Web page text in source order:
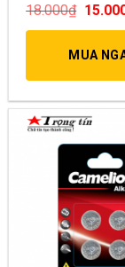
18.000₫
MUA